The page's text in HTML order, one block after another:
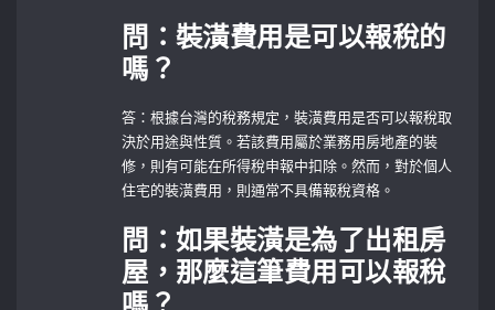
問：裝潢費用是可以報稅的
嗎？
答：根據台灣的稅務規定，裝潢費用是否可以報稅取
決於用途與性質。若該費用屬於業務用房地產的裝
修，則有可能在所得稅申報中扣除。然而，對於個人
住宅的裝潢費用，則通常不具備報稅資格。
問：如果裝潢是為了出租房
屋，那麼這筆費用可以報稅
嗎？